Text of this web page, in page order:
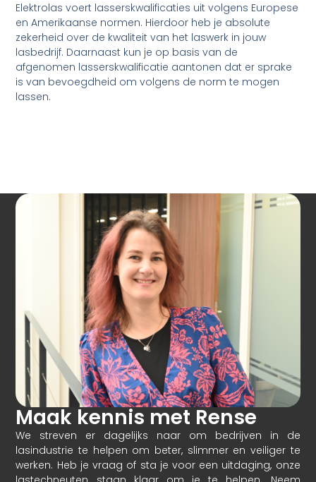
Elektrolas voert lasserskwalificaties uit volgens Europese
en Amerikaanse normen. Hierdoor heb je absolute
zekerheid over de kwaliteit van het laswerk in jouw
lasbedrijf. Daarnaast kun je op basis van de
afgenomen lasserskwalificatie aantonen dat er sprake
is van bevoegdheid om volgens de norm te mogen
lassen.
Maak kennis met Rense
We streven er dagelijks naar om bedrijven in de
lasindustrie te helpen om beter, slimmer en veiliger te
werken. Heb je vraag of sta je voor een uitdaging, onze